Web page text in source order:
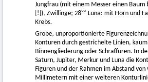
Jungfrau (mit einem Messer einen Baum
[!]), Zwillinge; 28va Luna: mit Horn und
Krebs.
Grobe, unproportionierte
Konturen durch gestrichelte Linien, kaum
Binnengliederung oder Schraffuren. In
Saturn, Jupiter, Merkur und Luna die
Figuren und der Rahmen im Abstand von
Millimetern mit einer weiteren